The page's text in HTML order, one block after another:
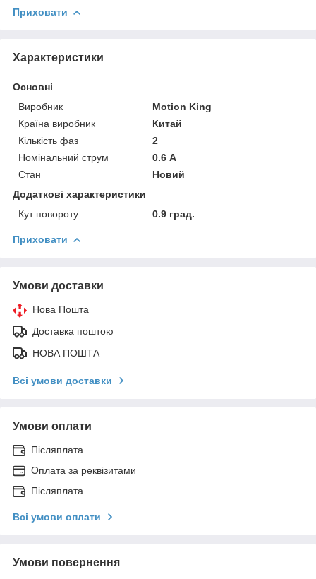
Приховати
Характеристики
Основні
Виробник
Motion King
Країна виробник
Китай
Кількість фаз
2
Номінальний струм
0.6 А
Стан
Новий
Додаткові характеристики
Кут повороту
0.9 град.
Приховати
Умови доставки
Нова Пошта
Доставка поштою
НОВА ПОШТА
Всі умови доставки
Умови оплати
Післяплата
Оплата за реквізитами
Післяплата
Всі умови оплати
Умови повернення